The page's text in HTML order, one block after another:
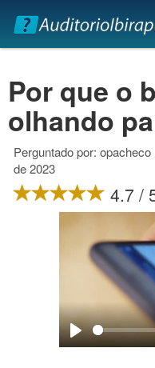
Por que o
olhando
Perguntado por:
de 2023
4.7 /
Play